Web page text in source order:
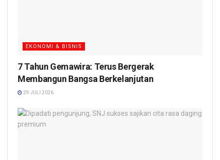
EKONOMI & BISNIS
7 Tahun Gemawira: Terus Bergerak
Membangun Bangsa Berkelanjutan
29 JULI 2026